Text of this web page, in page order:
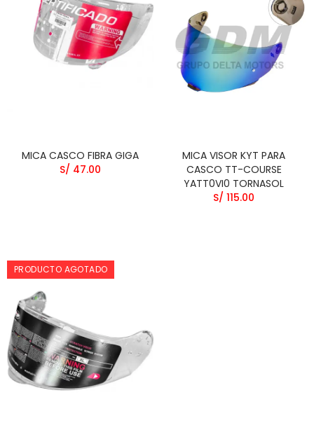
MICA CASCO FIBRA GIGA
S/ 47.00
MICA VISOR KYT PARA
CASCO TT-COURSE
YATT0VI0 TORNASOL
S/ 115.00
PRODUCTO AGOTADO